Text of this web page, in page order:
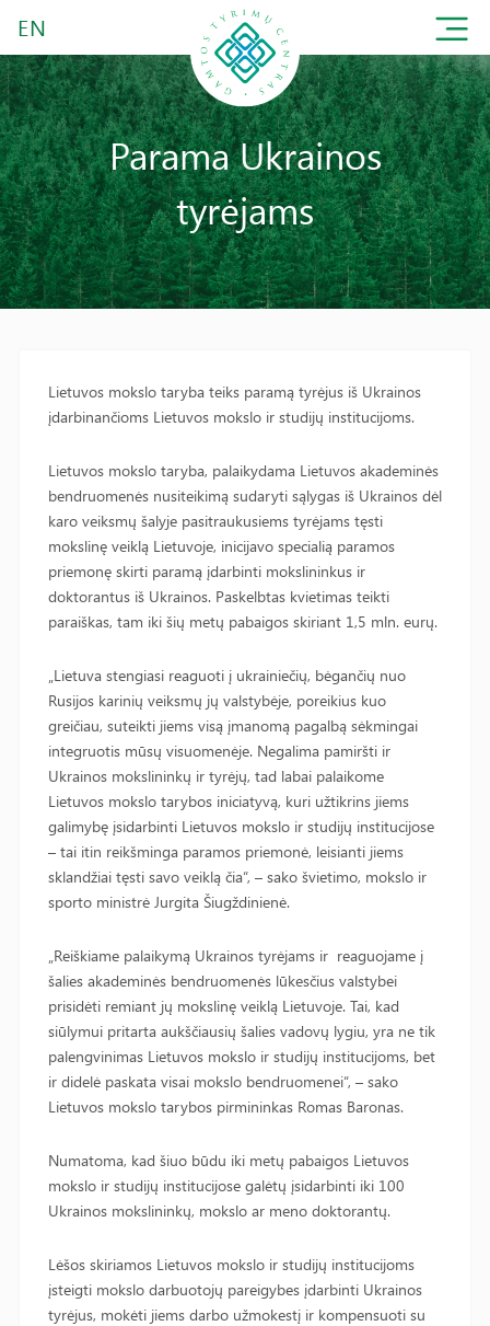
EN
Parama Ukrainos
tyrėjams
Lietuvos mokslo taryba teiks paramą tyrėjus iš Ukrainos
įdarbinančioms Lietuvos mokslo ir studijų institucijoms.
Lietuvos mokslo taryba, palaikydama Lietuvos akademinės
bendruomenės nusiteikimą sudaryti sąlygas iš Ukrainos dėl
karo veiksmų šalyje pasitraukusiems tyrėjams tęsti
mokslinę veiklą Lietuvoje, inicijavo specialią paramos
priemonę skirti paramą įdarbinti mokslininkus ir
doktorantus iš Ukrainos. Paskelbtas kvietimas teikti
paraiškas, tam iki šių metų pabaigos skiriant 1,5 mln. eurų.
„Lietuva stengiasi reaguoti į ukrainiečių, bėgančių nuo
Rusijos karinių veiksmų jų valstybėje, poreikius kuo
greičiau, suteikti jiems visą įmanomą pagalbą sėkmingai
integruotis mūsų visuomenėje. Negalima pamiršti ir
Ukrainos mokslininkų ir tyrėjų, tad labai palaikome
Lietuvos mokslo tarybos iniciatyvą, kuri užtikrins jiems
galimybę įsidarbinti Lietuvos mokslo ir studijų institucijose
– tai itin reikšminga paramos priemonė, leisianti jiems
sklandžiai tęsti savo veiklą čia“, – sako švietimo, mokslo ir
sporto ministrė Jurgita Šiugždinienė.
„Reiškiame palaikymą Ukrainos tyrėjams ir reaguojame į
šalies akademinės bendruomenės lūkesčius valstybei
prisidėti remiant jų mokslinę veiklą Lietuvoje. Tai, kad
siūlymui pritarta aukščiausių šalies vadovų lygiu, yra ne tik
palengvinimas Lietuvos mokslo ir studijų institucijoms, bet
ir didelė paskata visai mokslo bendruomenei“, – sako
Lietuvos mokslo tarybos pirmininkas Romas Baronas.
Numatoma, kad šiuo būdu iki metų pabaigos Lietuvos
mokslo ir studijų institucijose galėtų įsidarbinti iki 100
Ukrainos mokslininkų, mokslo ar meno doktorantų.
Lėšos skiriamos Lietuvos mokslo ir studijų institucijoms
įsteigti mokslo darbuotojų pareigybes įdarbinti Ukrainos
tyrėjus, mokėti jiems darbo užmokestį ir kompensuoti su